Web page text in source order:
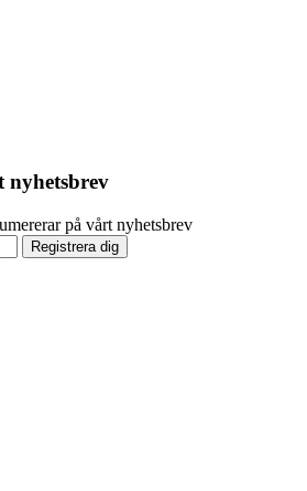
nyhetsbrev
på vårt nyhetsbrev
Registrera dig